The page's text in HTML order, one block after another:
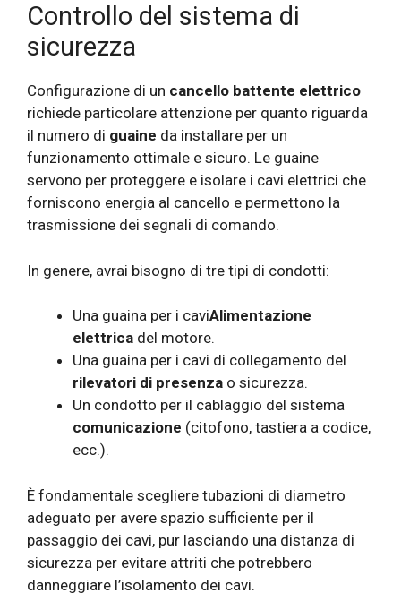
Controllo del sistema di
sicurezza
Configurazione di un cancello battente elettrico
richiede particolare attenzione per quanto riguarda
il numero di guaine da installare per un
funzionamento ottimale e sicuro. Le guaine
servono per proteggere e isolare i cavi elettrici che
forniscono energia al cancello e permettono la
trasmissione dei segnali di comando.
In genere, avrai bisogno di tre tipi di condotti:
Una guaina per i caviAlimentazione
elettrica del motore.
Una guaina per i cavi di collegamento del
rilevatori di presenza o sicurezza.
Un condotto per il cablaggio del sistema
comunicazione (citofono, tastiera a codice,
ecc.).
È fondamentale scegliere tubazioni di diametro
adeguato per avere spazio sufficiente per il
passaggio dei cavi, pur lasciando una distanza di
sicurezza per evitare attriti che potrebbero
danneggiare l’isolamento dei cavi.